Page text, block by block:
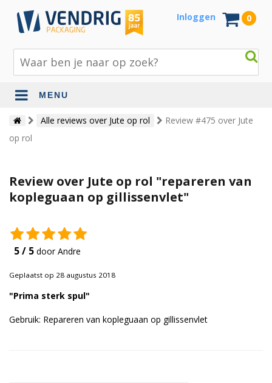
Inloggen 0
MENU
Beschermingsmateriaal
Bouw- en tuinmaterialen
Jute en lopers
Tape en stickers
Alle reviews over Jute op rol
Review #475 over Jute
op rol
Review over Jute op rol "repareren van
kopleguaan op gillissenvlet"
5 / 5 door Andre
Geplaatst op 28 augustus 2018
"Prima sterk spul"
Gebruik: Repareren van kopleguaan op gillissenvlet